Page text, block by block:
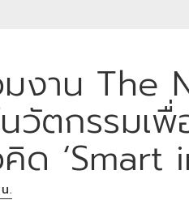
งาน The
วัตกรรมเ
ด ‘Smart
.